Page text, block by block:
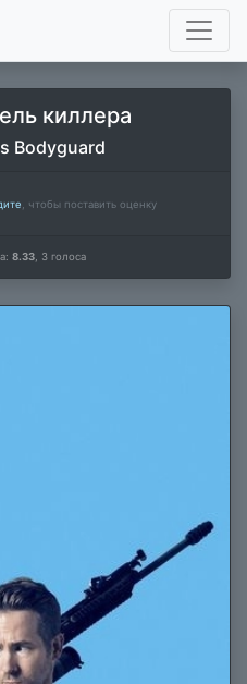
киллера
Bodyguard
, чтобы поставить оценку
8.33 3 голоса